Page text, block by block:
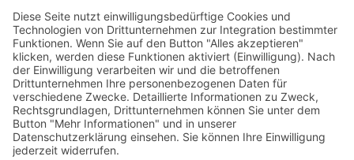
Vertrag widerrufen
Historische Technik Culitzsch e.V.
Hauptstr. 59 A
08112 Wilkau-Haßlau‎